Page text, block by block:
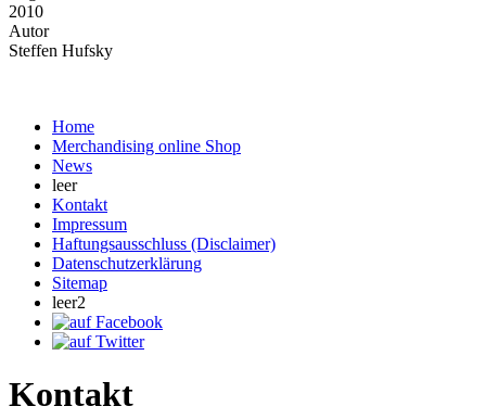
2010
Autor
Steffen Hufsky
Home
Merchandising online Shop
News
leer
Kontakt
Impressum
Haftungsausschluss (Disclaimer)
Datenschutzerklärung
Sitemap
leer2
Kontakt